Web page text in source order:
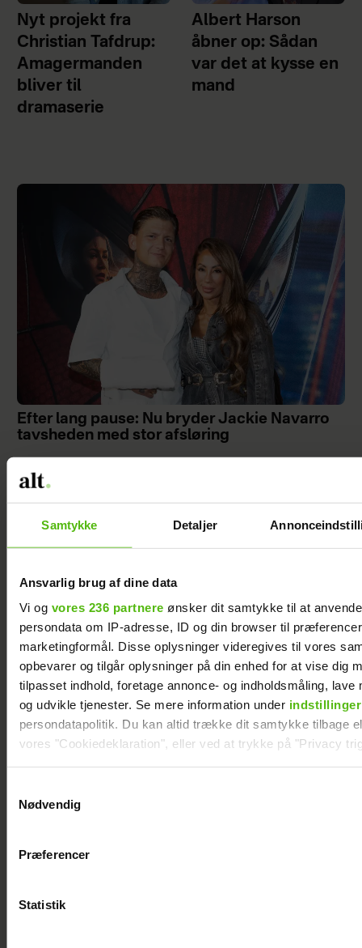
Samtykke Detaljer
Ansvarlig brug af dine data
Vi og vores 236 partnere ønsker dit samtykke til at
persondata om IP-adresse, ID og din browser til
marketingformål. Disse oplysninger videregives til vores
opbevarer og tilgår oplysninger på din enhed for at vise dig
tilpasset indhold, foretage annonce- og indholdsmåling, lave
og udvikle tjenester. Se mere information under indstillinger
persondatapolitik. Du kan altid trække dit samtykke tilbage
vores "Cookiedeklaration", eller ved at trykke på "Privacy
Vi anvender egne cookies og cookies fra tredjeparter til at
generere statistik og huske dine præferencer samt til brug
Nødvendig
Præferencer
Statistik
Nyt projekt fra
Christian Tafdrup:
Amagermanden
bliver til
dramaserie
Albert Harson
åbner op: Sådan
var det at kysse en
mand
Efter lang pause: Nu bryder Jackie Navarro
tavsheden med stor afsløring
Jesper Skibby deler stor familieglæde: Skal
være morfar